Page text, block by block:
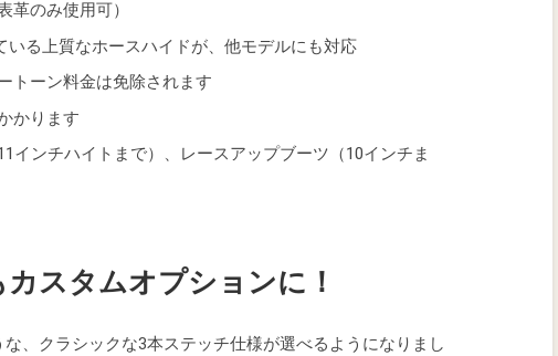
革のみ使用可）
る上質なホースハイドが、他モデルにも対応
トーン料金は免除されます
かります
インチハイトまで）、レースアップブーツ（10インチま
スタムオプションに！
、クラシックな3本ステッチ仕様が選べるようになりまし